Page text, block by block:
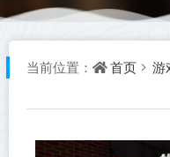
当前位置： 首页 游